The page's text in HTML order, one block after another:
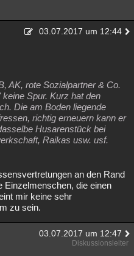
Allmystery English
03.07.2017 um 12:44
AK, rote Sozialpartner & Co.
Spur. Kurz hat den
Die am Boden liegende
richtig erneuern kann er
Husarenstück bei
Raikas usw. usf.
an den Rand
Einzelmenschen, die einen
mir keine sehr
zu sein.
03.07.2017 um 12:47
Diskussionsleiter